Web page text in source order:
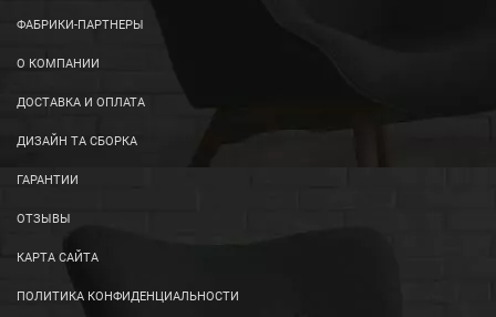
ФАБРИКИ-ПАРТНЕРЫ
О КОМПАНИИ
ДОСТАВКА И ОПЛАТА
ДИЗАЙН ТА СБОРКА
ГАРАНТИИ
ОТЗЫВЫ
КАРТА САЙТА
ПОЛИТИКА КОНФИДЕНЦИАЛЬНОСТИ